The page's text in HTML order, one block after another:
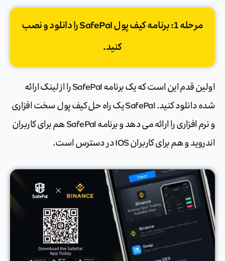
مرحله 1: برنامه کیف پول SafePal را دانلود و نصب
کنید.
اولین قدم این است که یک برنامه SafePal را از لینک ارائه
شده دانلود کنید. SafePal یک راه حل کیف پول سخت افزاری
و نرم افزاری را ارائه می دهد و برنامه SafePal هم برای کاربران
اندروید و هم برای کاربران IOS در دسترس است.